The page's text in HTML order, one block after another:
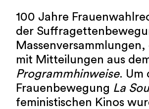
100 Jahre
der
mit Mitteilungen aus
Programmhinweise. Um
Frauenbewegung La
feministischen Kinos